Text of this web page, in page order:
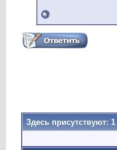
Здесь присутствуют: 1